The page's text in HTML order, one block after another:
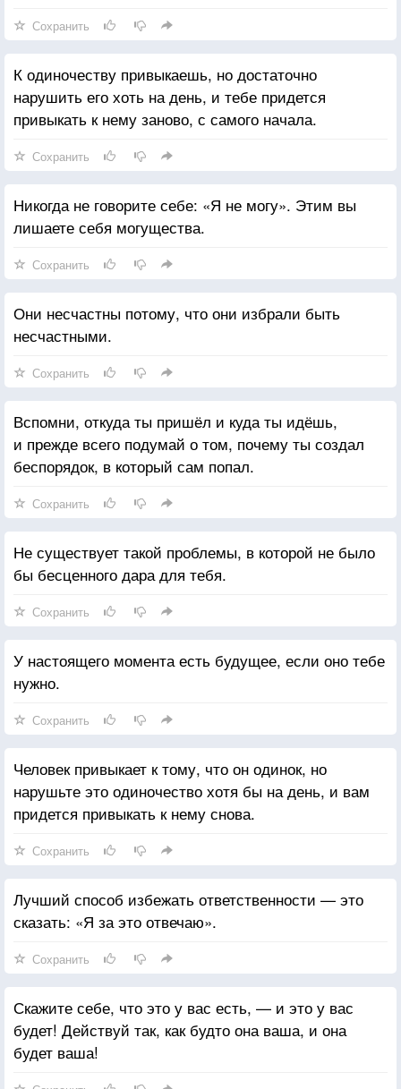
Сохранить
К одиночеству привыкаешь, но достаточно
нарушить его хоть на день, и тебе придется
привыкать к нему заново, с самого начала.
Сохранить
Никогда не говорите себе: «Я не могу». Этим вы
лишаете себя могущества.
Сохранить
Они несчастны потому, что они избрали быть
несчастными.
Сохранить
Вспомни, откуда ты пришёл и куда ты идёшь,
и прежде всего подумай о том, почему ты создал
беспорядок, в который сам попал.
Сохранить
Не существует такой проблемы, в которой не было
бы бесценного дара для тебя.
Сохранить
У настоящего момента есть будущее, если оно тебе
нужно.
Сохранить
Человек привыкает к тому, что он одинок, но
нарушьте это одиночество хотя бы на день, и вам
придется привыкать к нему снова.
Сохранить
Лучший способ избежать ответственности — это
сказать: «Я за это отвечаю».
Сохранить
Скажите себе, что это у вас есть, — и это у вас
будет! Действуй так, как будто она ваша, и она
будет ваша!